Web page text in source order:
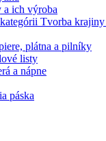
a ich výroba
Tvorba
plátna a pilníky
listy
a nápne
páska